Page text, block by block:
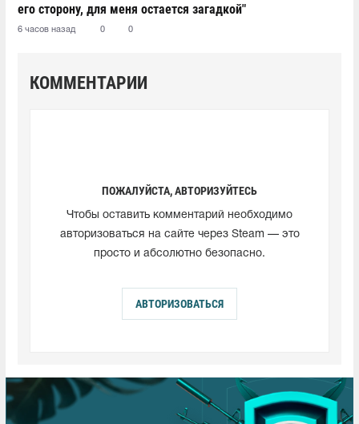
его сторону, для меня остается загадкой"
6 часов назад 0 0
КОММЕНТАРИИ
ПОЖАЛУЙСТА, АВТОРИЗУЙТЕСЬ
Чтобы оставить комментарий необходимо
авторизоваться на сайте через Steam — это
просто и абсолютно безопасно.
АВТОРИЗОВАТЬСЯ